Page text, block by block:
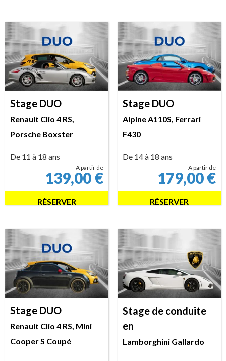
Stage DUO
Renault Clio 4 RS,
Porsche Boxster
De 11 à 18 ans
A partir de
139,00€
RÉSERVER
Stage DUO
Alpine A110S, Ferrari
F430
De 14 à 18 ans
A partir de
179,00€
RÉSERVER
Stage DUO
Renault Clio 4 RS, Mini
Cooper S Coupé
Stage de conduite
en
Lamborghini Gallardo